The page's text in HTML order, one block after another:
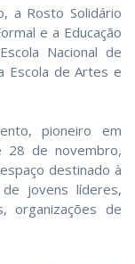
a Rosto Solidário
e a Educação
Nacional de
Escola de Artes e
pioneiro em
28 de novembro,
destinado à
jovens líderes,
organizações de